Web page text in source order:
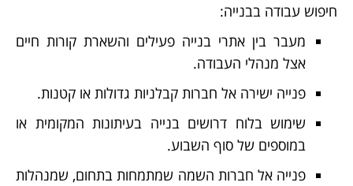
חיפוש עבודה בבנייה:
מעבר בין אתרי בנייה פעילים והשארת קורות חיים
אצל מנהלי העבודה.
פנייה ישירה אל חברות קבלניות גדולות או קטנות.
שימוש בלוח דרושים בנייה בעיתונות המקומית או
במוספים של סוף השבוע.
פנייה אל חברות השמה שמתמחות בתחום, שמנהלות